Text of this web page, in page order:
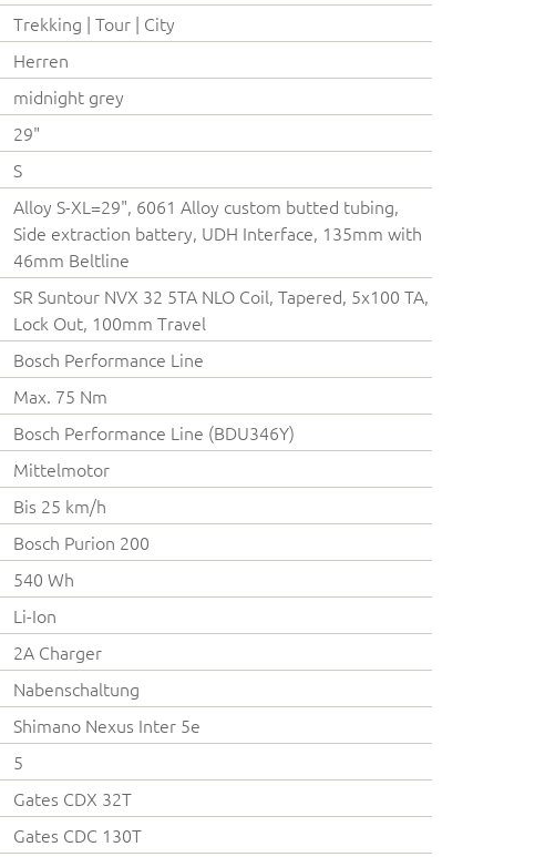
Trekking | Tour | City
Herren
midnight grey
29"
S
Alloy S-XL=29", 6061 Alloy custom butted tubing,
Side extraction battery, UDH Interface, 135mm with
46mm Beltline
SR Suntour NVX 32 5TA NLO Coil, Tapered, 5x100 TA,
Lock Out, 100mm Travel
Bosch Performance Line
Max. 75 Nm
Bosch Performance Line (BDU346Y)
Mittelmotor
Bis 25 km/h
Bosch Purion 200
540 Wh
Li-Ion
2A Charger
Nabenschaltung
Shimano Nexus Inter 5e
5
Gates CDX 32T
Gates CDC 130T